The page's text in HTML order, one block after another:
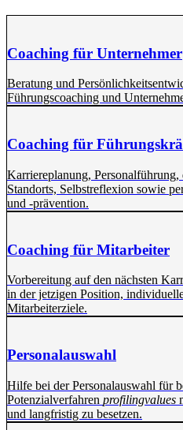
Coaching für Unternehmer
Beratung und
Führungscoaching und
Coaching für
Karriereplanung, Personalführung,
Standorts, Selbstreflexion sowie
und -prävention.
Coaching für Mitarbeiter
Vorbereitung auf den nächsten
in der jetzigen Position,
Mitarbeiterziele.
Personalauswahl
Hilfe bei der Personalauswahl für
Potenzialverfahren profilingvalues
und langfristig zu besetzen.